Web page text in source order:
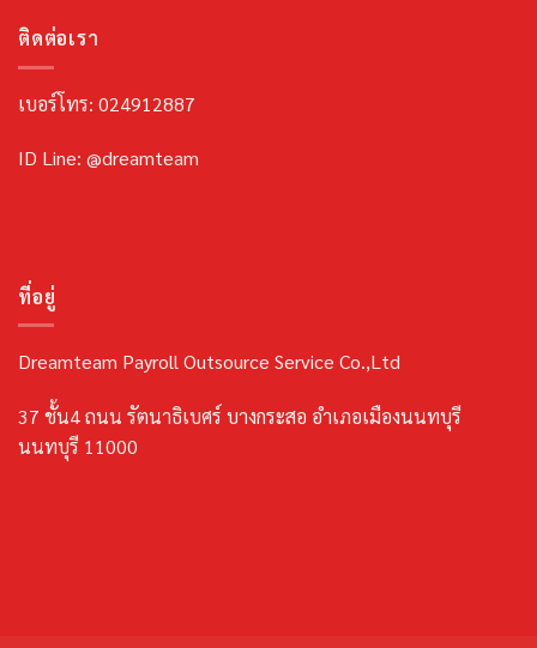
ติดต่อเรา
เบอร์โทร: 024912887
ID Line: @dreamteam
ที่อยู่
Dreamteam Payroll Outsource Service Co.,Ltd
37 ชั้น4 ถนน รัตนาธิเบศร์ บางกระสอ อำเภอเมืองนนทบุรี
นนทบุรี 11000